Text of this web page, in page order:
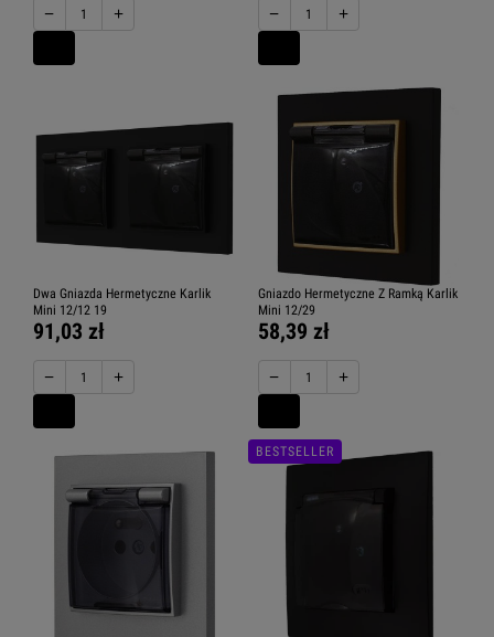
− + − +
Dwa Gniazda Hermetyczne Karlik
Mini 12/12 19
91,03 zł
− +
Gniazdo Hermetyczne Z Ramką Karlik
Mini 12/29
58,39 zł
− +
BESTSELLER